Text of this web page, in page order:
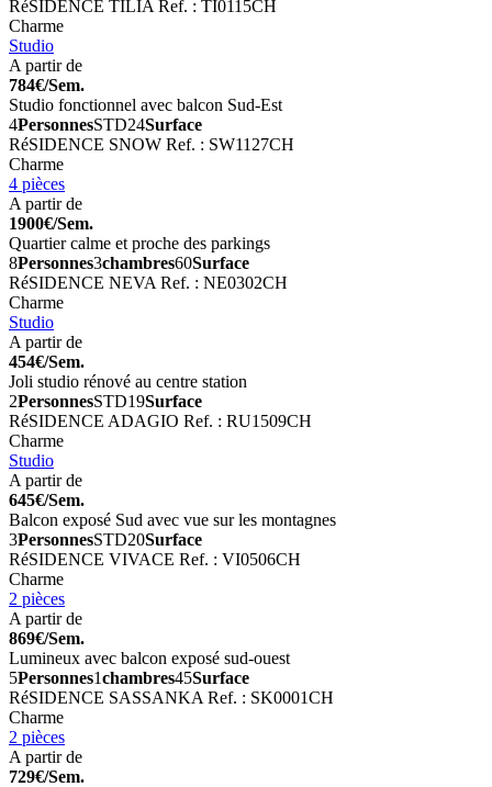
RéSIDENCE TILIA Ref. : TI0115CH
Charme
Studio
A partir de
784€/Sem.
Studio fonctionnel avec balcon Sud-Est
4PersonnesSTD24Surface
RéSIDENCE SNOW Ref. : SW1127CH
Charme
4 pièces
A partir de
1900€/Sem.
Quartier calme et proche des parkings
8Personnes3chambres60Surface
RéSIDENCE NEVA Ref. : NE0302CH
Charme
Studio
A partir de
454€/Sem.
Joli studio rénové au centre station
2PersonnesSTD19Surface
RéSIDENCE ADAGIO Ref. : RU1509CH
Charme
Studio
A partir de
645€/Sem.
Balcon exposé Sud avec vue sur les montagnes
3PersonnesSTD20Surface
RéSIDENCE VIVACE Ref. : VI0506CH
Charme
2 pièces
A partir de
869€/Sem.
Lumineux avec balcon exposé sud-ouest
5Personnes1chambres45Surface
RéSIDENCE SASSANKA Ref. : SK0001CH
Charme
2 pièces
A partir de
729€/Sem.